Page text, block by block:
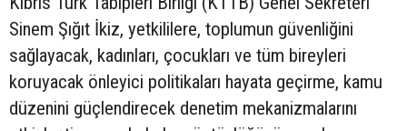
Sinem Şığıt İkiz, yetkililere, toplumun güvenliğini
sağlayacak, kadınları, çocukları ve tüm bireyleri
koruyacak önleyici politikaları hayata geçirme, kamu
düzenini güçlendirecek denetim mekanizmalarını